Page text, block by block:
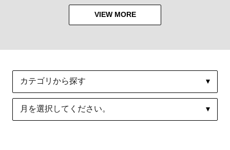
VIEW MORE